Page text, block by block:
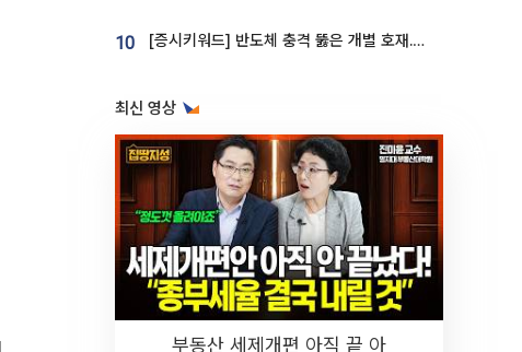
10 [증시키워드] 반도체 충격 뚫은 개별 호재...포스코퓨처엠·에코프로·한화솔루션 '눈길'
최신 영상
부동산 세제개편 아직 끝 아